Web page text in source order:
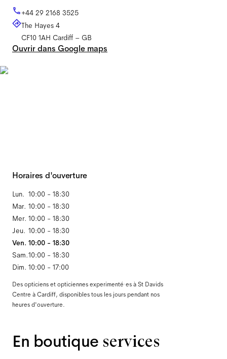
+44 29 2168 3525
The Hayes 4
CF10 1AH Cardiff – GB
Ouvrir dans Google maps
Horaires d'ouverture
Lun.
Mar.
Mer.
Jeu.
Ven.
Sam.
Dim.
10:00 - 18:30
10:00 - 18:30
10:00 - 18:30
10:00 - 18:30
10:00 - 18:30
10:00 - 18:30
10:00 - 17:00
Des opticiens et opticiennes experimenté·es à St Davids
Centre à Cardiff, disponibles tous les jours pendant nos
heures d'ouverture.
En boutique services